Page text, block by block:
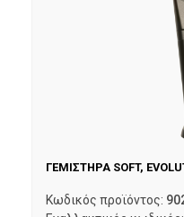
ΓΕΜΙΣΤΗΡΑ SOFT,
Κωδικός προϊόντος: